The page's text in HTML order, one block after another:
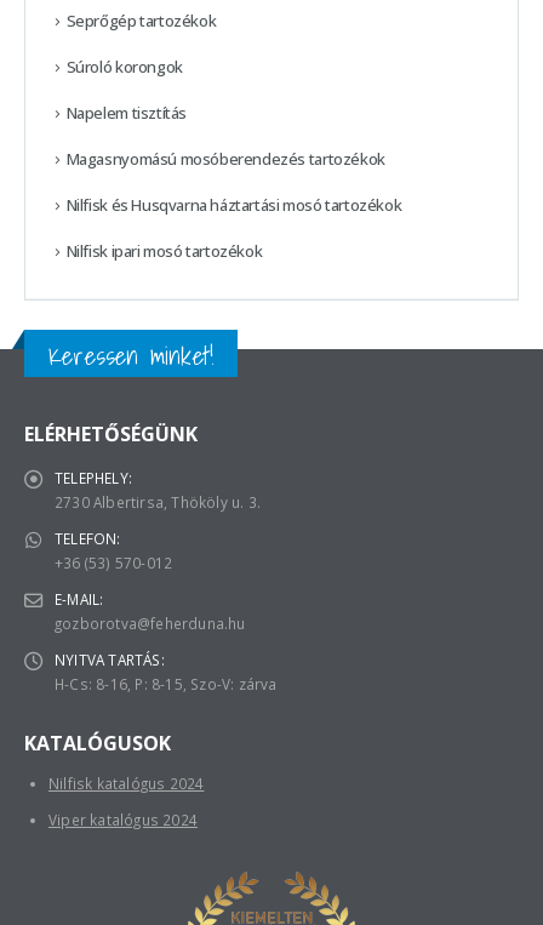
Seprőgép tartozékok
Súroló korongok
Napelem tisztítás
Magasnyomású mosóberendezés tartozékok
Nilfisk és Husqvarna háztartási mosó tartozékok
Nilfisk ipari mosó tartozékok
Keressen minket!
ELÉRHETŐSÉGÜNK
TELEPHELY:
2730 Albertirsa, Thököly u. 3.
TELEFON:
+36 (53) 570-012
E-MAIL:
gozborotva@feherduna.hu
NYITVA TARTÁS:
H-Cs: 8-16, P: 8-15, Szo-V: zárva
KATALÓGUSOK
Nilfisk katalógus 2024
Viper katalógus 2024